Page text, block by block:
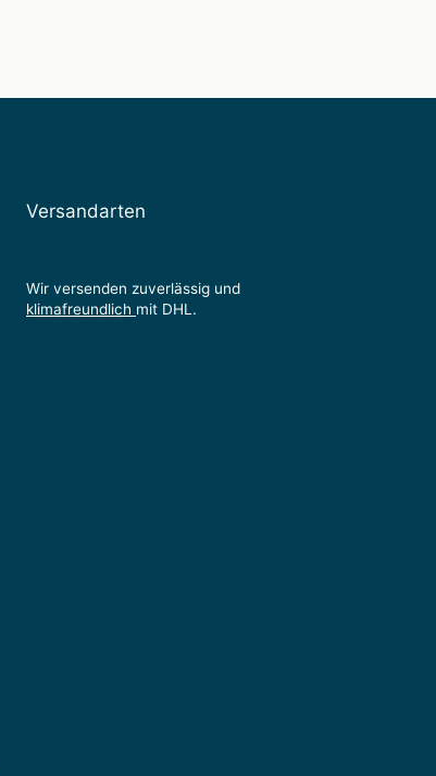
Versandarten
Wir versenden zuverlässig und
klimafreundlich mit DHL.